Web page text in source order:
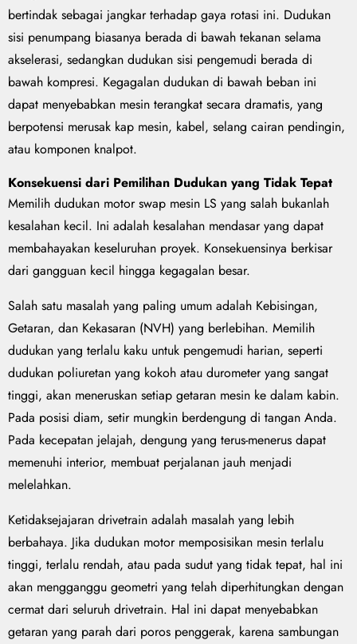
bertindak sebagai jangkar terhadap gaya rotasi ini. Dudukan
sisi penumpang biasanya berada di bawah tekanan selama
akselerasi, sedangkan dudukan sisi pengemudi berada di
bawah kompresi. Kegagalan dudukan di bawah beban ini
dapat menyebabkan mesin terangkat secara dramatis, yang
berpotensi merusak kap mesin, kabel, selang cairan pendingin,
atau komponen knalpot.
Konsekuensi dari Pemilihan Dudukan yang Tidak Tepat
Memilih dudukan motor swap mesin LS yang salah bukanlah
kesalahan kecil. Ini adalah kesalahan mendasar yang dapat
membahayakan keseluruhan proyek. Konsekuensinya berkisar
dari gangguan kecil hingga kegagalan besar.
Salah satu masalah yang paling umum adalah Kebisingan,
Getaran, dan Kekasaran (NVH) yang berlebihan. Memilih
dudukan yang terlalu kaku untuk pengemudi harian, seperti
dudukan poliuretan yang kokoh atau durometer yang sangat
tinggi, akan meneruskan setiap getaran mesin ke dalam kabin.
Pada posisi diam, setir mungkin berdengung di tangan Anda.
Pada kecepatan jelajah, dengung yang terus-menerus dapat
memenuhi interior, membuat perjalanan jauh menjadi
melelahkan.
Ketidaksejajaran drivetrain adalah masalah yang lebih
berbahaya. Jika dudukan motor memposisikan mesin terlalu
tinggi, terlalu rendah, atau pada sudut yang tidak tepat, hal ini
akan mengganggu geometri yang telah diperhitungkan dengan
cermat dari seluruh drivetrain. Hal ini dapat menyebabkan
getaran yang parah dari poros penggerak, karena sambungan